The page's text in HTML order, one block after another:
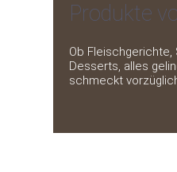
Produkte
Ob
Desserts, alles
schmeckt